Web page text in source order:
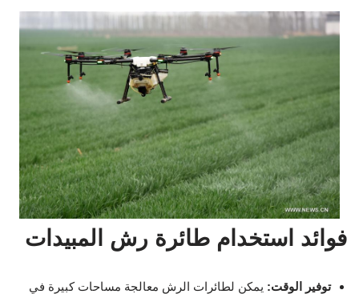
فوائد استخدام طائرة رش المبيدات
توفير الوقت: يمكن لطائرات الرش معالجة مساحات كبيرة في